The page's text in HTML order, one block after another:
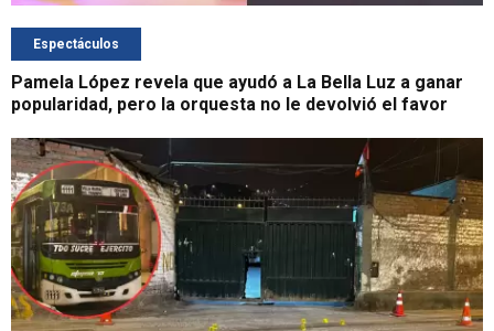
Espectáculos
Pamela López revela que ayudó a La Bella Luz a ganar
popularidad, pero la orquesta no le devolvió el favor